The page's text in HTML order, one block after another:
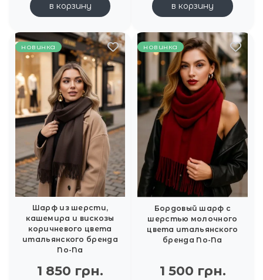
в корзину в корзину
новинка
Шарф из шерсти,
кашемира и вискозы
коричневого цвета
итальянского бренда
No-Na
1 850 грн.
новинка
Бордовый шарф с
шерстью молочного
цвета итальянского
бренда No-Na
1 500 грн.